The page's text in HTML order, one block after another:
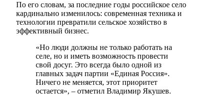
По его словам, за последние годы российское село
кардинально изменилось: современная техника и
технологии превратили сельское хозяйство в
эффективный бизнес.
«Но люди должны не только работать на
селе, но и иметь возможность провести
свой досуг. Это всегда было одной из
главных задач партии «Единая Россия».
Ничего не меняется, этот приоритет
остается», – отметил Владимир Якушев.